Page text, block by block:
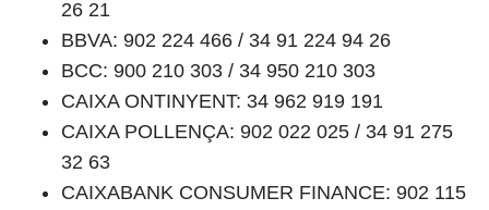
26 21
BBVA: 902 224 466 / 34 91 224 94 26
BCC: 900 210 303 / 34 950 210 303
CAIXA ONTINYENT: 34 962 919 191
CAIXA POLLENÇA: 902 022 025 / 34 91 275
32 63
CAIXABANK CONSUMER FINANCE: 902 115